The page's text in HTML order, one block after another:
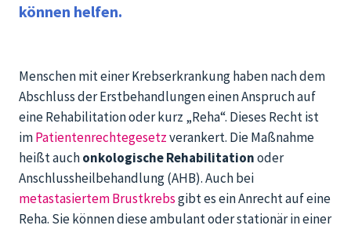
können helfen.
Menschen mit einer Krebserkrankung haben nach dem
Abschluss der Erstbehandlungen einen Anspruch auf
eine Rehabilitation oder kurz „Reha“. Dieses Recht ist
imPatientenrechtegesetzverankert. Die Maßnahme
heißt auchonkologische Rehabilitationoder
Anschlussheilbehandlung (AHB). Auch bei
metastasiertem Brustkrebsgibt es ein Anrecht auf eine
Reha. Sie können diese ambulant oder stationär in einer